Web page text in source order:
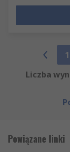
1
Liczba
Powiązane linki